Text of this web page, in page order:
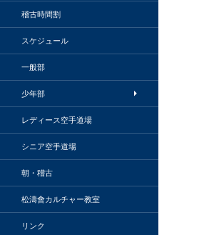
稽古時間割
スケジュール
一般部
少年部
レディース空手道場
シニア空手道場
朝・稽古
松濤會カルチャー教室
リンク